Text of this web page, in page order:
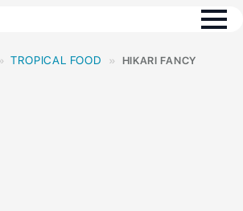
TROPICAL FOOD
HIKARI FANCY